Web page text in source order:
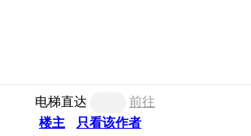
电梯直达
前往
楼主
只看该作者